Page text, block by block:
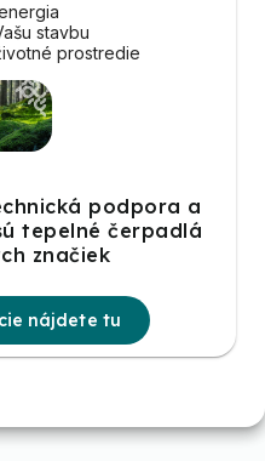
stavbu
prostredie
podpora a
tepelné čerpadlá
značiek
nájdete tu